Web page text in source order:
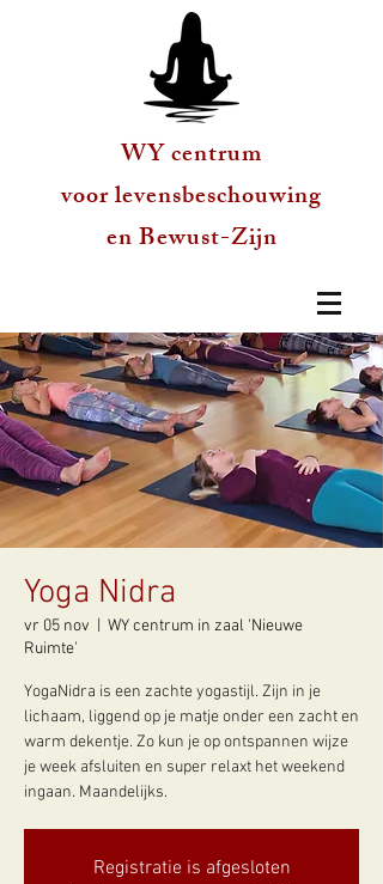
WY centrum
voor levensbeschouwing
en Bewust-Zijn
Yoga Nidra
vr 05 nov
WY centrum in zaal 'Nieuwe
Ruimte'
YogaNidra is een zachte yogastijl. Zijn in je
lichaam, liggend op je matje onder een zacht en
warm dekentje. Zo kun je op ontspannen wijze
je week afsluiten en super relaxt het weekend
ingaan. Maandelijks.
Registratie is afgesloten